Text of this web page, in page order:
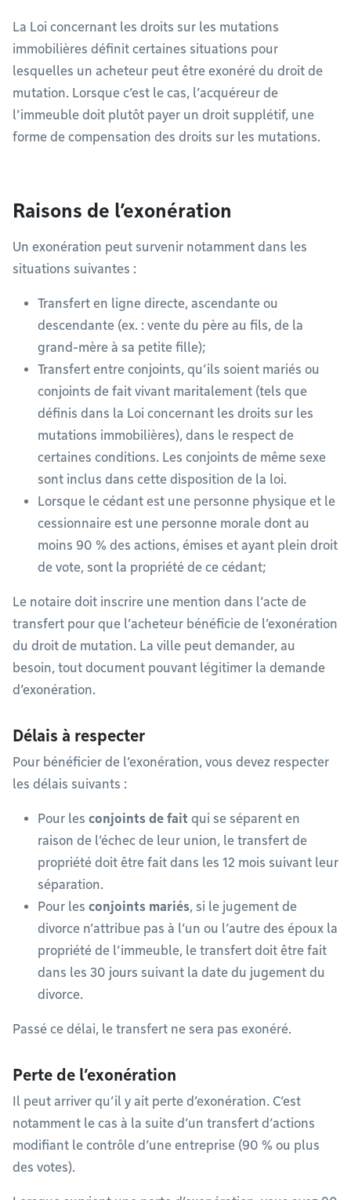
La Loi concernant les droits sur les mutations
immobilières définit certaines situations pour
lesquelles un acheteur peut être exonéré du droit de
mutation. Lorsque c’est le cas, l’acquéreur de
l’immeuble doit plutôt payer un droit supplétif, une
forme de compensation des droits sur les mutations.
Raisons de l’exonération
Un exonération peut survenir notamment dans les
situations suivantes :
Transfert en ligne directe, ascendante ou
descendante (ex. : vente du père au fils, de la
grand-mère à sa petite fille);
Transfert entre conjoints, qu’ils soient mariés ou
conjoints de fait vivant maritalement (tels que
définis dans la Loi concernant les droits sur les
mutations immobilières), dans le respect de
certaines conditions. Les conjoints de même sexe
sont inclus dans cette disposition de la loi.
Lorsque le cédant est une personne physique et le
cessionnaire est une personne morale dont au
moins 90 % des actions, émises et ayant plein droit
de vote, sont la propriété de ce cédant;
Le notaire doit inscrire une mention dans l’acte de
transfert pour que l’acheteur bénéficie de l’exonération
du droit de mutation. La ville peut demander, au
besoin, tout document pouvant légitimer la demande
d’exonération.
Délais à respecter
Pour bénéficier de l’exonération, vous devez respecter
les délais suivants :
Pour les conjoints de fait qui se séparent en
raison de l’échec de leur union, le transfert de
propriété doit être fait dans les 12 mois suivant leur
séparation.
Pour les conjoints mariés, si le jugement de
divorce n’attribue pas à l’un ou l’autre des époux la
propriété de l’immeuble, le transfert doit être fait
dans les 30 jours suivant la date du jugement du
divorce.
Passé ce délai, le transfert ne sera pas exonéré.
Perte de l’exonération
Il peut arriver qu’il y ait perte d’exonération. C’est
notamment le cas à la suite d’un transfert d’actions
modifiant le contrôle d’une entreprise (90 % ou plus
des votes).